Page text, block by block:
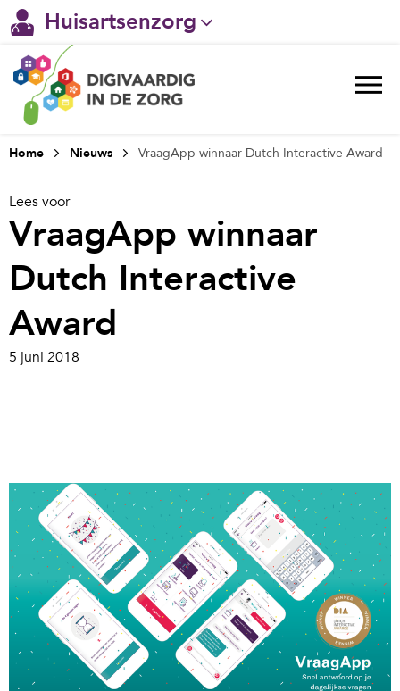
Huisartsenzorg
Gehandicaptenzorg
Verpleeghuiszorg & Zorg thuis
Ggz
Ziekenhuizen
Welzijn / sociaal werk
Home Nieuws VraagApp winnaar Dutch Interactive Award
Lees voor
VraagApp winnaar
Dutch Interactive
Award
5 juni 2018